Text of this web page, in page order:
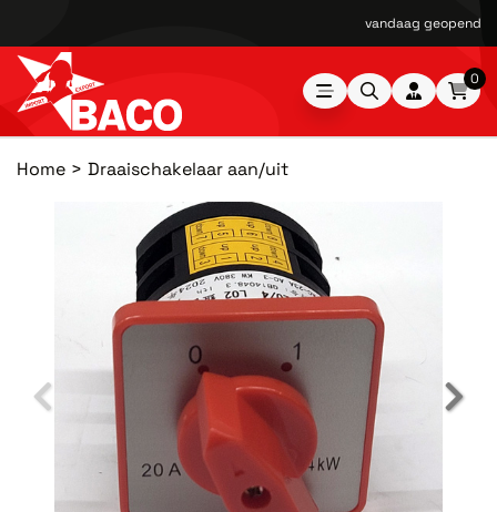
vandaag geopend
0
Home Draaischakelaar aan/uit